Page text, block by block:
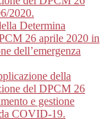
2020.
Determina
26 aprile 2020 in
dell’emergenza
della
del DPCM 26
e gestione
COVID-19.